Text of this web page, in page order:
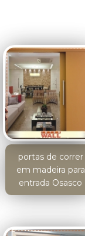
portas de correr
em madeira para
entrada Osasco